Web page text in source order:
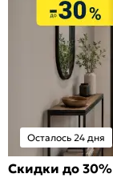
Осталось 24 дня
Скидки до